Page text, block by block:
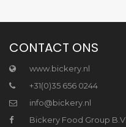
CONTACT ONS
www.bickery.nl
+31(0)35 656 0244
info@bickery.nl
Bickery Food Group B.V.